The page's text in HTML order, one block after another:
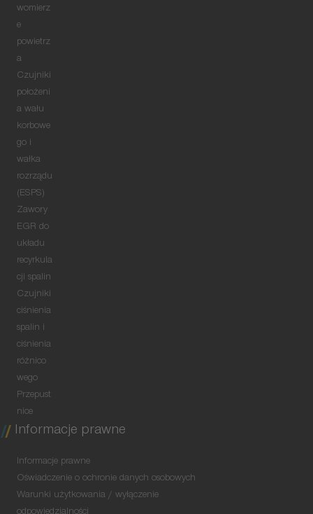
womierz
e
powietrz
a
Czujniki
położeni
a wału
korbowe
go i
wałka
rozrządu
(ESPS)
Zawory
EGR do
układu
recyrkula
cji spalin
Czujniki
ciśnienia
spalin i
ciśnienia
różnico
wego
Przepust
nice
Informacje prawne
Informacje prawne
Oświadczenie o ochronie danych osobowych
Warunki użytkowania / wyłączenie